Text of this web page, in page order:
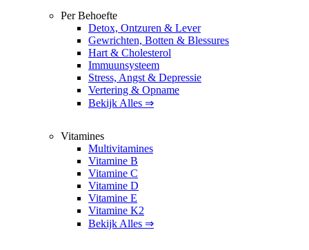
Per Behoefte
Detox, Ontzuren & Lever
Gewrichten, Botten & Blessures
Hart & Cholesterol
Immuunsysteem
Stress, Angst & Depressie
Vertering & Opname
Bekijk Alles ⇒
Vitamines
Multivitamines
Vitamine B
Vitamine C
Vitamine D
Vitamine E
Vitamine K2
Bekijk Alles ⇒